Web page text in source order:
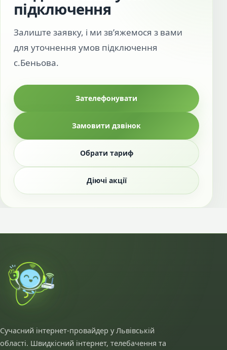
підключення
Залиште заявку, і ми зв’яжемося з вами
для уточнення умов підключення
с.Беньова.
Зателефонувати
Замовити дзвінок
Обрати тариф
Діючі акції
Сучасний інтернет-провайдер у Львівській
області. Швидкісний інтернет, телебачення та